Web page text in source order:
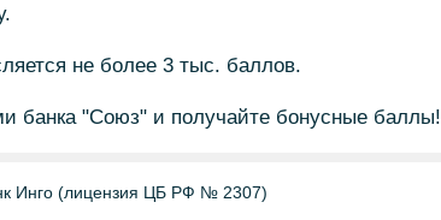
не более 3 тыс. баллов.
банка "Союз" и получайте бонусные баллы!
Инго (лицензия ЦБ РФ № 2307)